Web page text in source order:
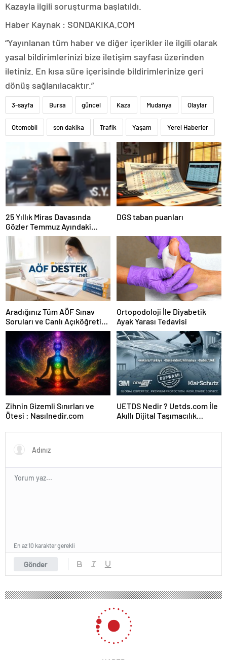
Kazayla ilgili soruşturma başlatıldı.
Haber Kaynak : SONDAKIKA.COM
“Yayınlanan tüm haber ve diğer içerikler ile ilgili olarak
yasal bildirimlerinizi bize iletişim sayfası üzerinden
iletiniz. En kısa süre içerisinde bildirimlerinize geri
dönüş sağlanılacaktır.”
3-sayfa Bursa güncel Kaza Mudanya Olaylar
Otomobil son dakika Trafik Yaşam Yerel Haberler
25 Yıllık Miras Davasında
Gözler Temmuz Ayındaki
Karar Duruşmasına Çevrildi
DGS taban puanları
Aradığınız Tüm AÖF Sınav
Soruları ve Canlı Açıköğretim
Forumu Burada
Ortopodoloji İle Diyabetik
Ayak Yarası Tedavisi
Zihnin Gizemli Sınırları ve
Ötesi : Nasılnedir.com
UETDS Nedir ? Uetds.com İle
Akıllı Dijital Taşımacılık
Gönder
En az 10 karakter gerekli